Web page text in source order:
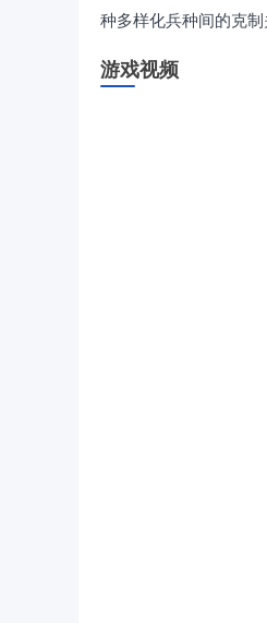
种多样化兵种间的克
游戏视频